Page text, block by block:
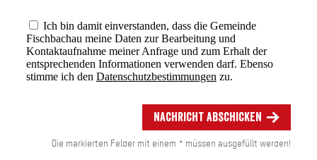
Ich bin damit einverstanden, dass die Gemeinde
Fischbachau meine Daten zur Bearbeitung und
Kontaktaufnahme meiner Anfrage und zum Erhalt der
entsprechenden Informationen verwenden darf. Ebenso
stimme ich den Datenschutzbestimmungen zu.
Nachricht abschicken
Die markierten Felder mit einem * müssen ausgefüllt werden!